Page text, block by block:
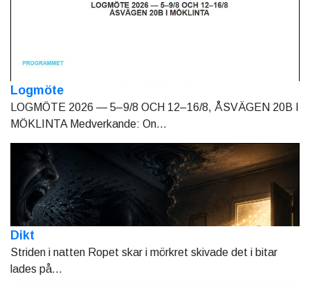
Logmöte
LOGMÖTE 2026 — 5–9/8 OCH 12–16/8, ÅSVÄGEN 20B I
MÖKLINTA Medverkande: On...
Dikt
Striden i natten Ropet skar i mörkret skivade det i bitar
lades på...